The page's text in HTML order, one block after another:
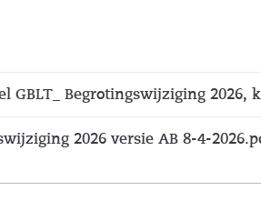
GBLT_ Begrotingswijziging
2026 versie AB 8-4-